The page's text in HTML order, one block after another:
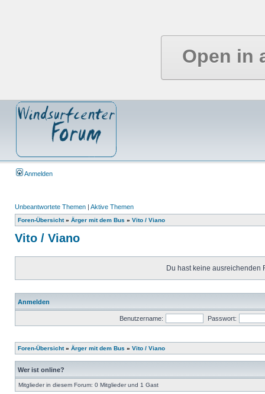
Open in
Anmelden
Unbeantwortete Themen | Aktive Themen
Foren-Übersicht» Ärger mit dem Bus » Vito / Viano
Vito / Viano
Du hast keine ausreichenden
Anmelden
Benutzername: Passwort:
Foren-Übersicht» Ärger mit dem Bus » Vito / Viano
Wer ist online?
Mitglieder in diesem Forum: 0 Mitglieder und 1 Gast